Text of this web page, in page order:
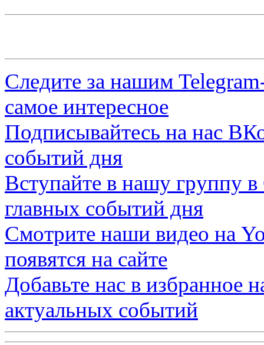
Следите за нашим
самое интересное
Подписывайтесь на нас
событий дня
Вступайте в нашу группу в
главных событий дня
Смотрите наши видео на
появятся на сайте
Добавьте нас в избранное
актуальных событий